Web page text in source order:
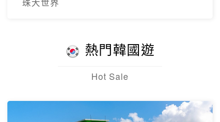
熱門韓國遊
Hot Sale